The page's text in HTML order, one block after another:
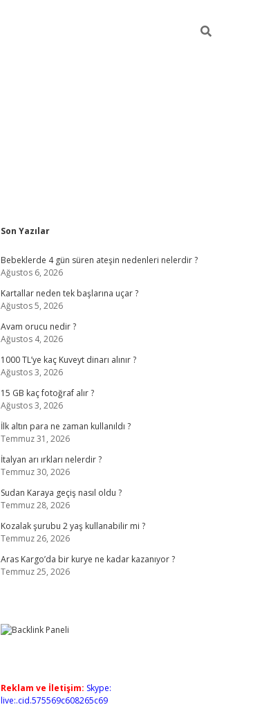
Sidebar
Son Yazılar
Bebeklerde 4 gün süren ateşin nedenleri nelerdir ?
Ağustos 6, 2026
Kartallar neden tek başlarına uçar ?
Ağustos 5, 2026
Avam orucu nedir ?
Ağustos 4, 2026
1000 TL’ye kaç Kuveyt dinarı alınır ?
Ağustos 3, 2026
15 GB kaç fotoğraf alır ?
Ağustos 3, 2026
İlk altın para ne zaman kullanıldı ?
Temmuz 31, 2026
İtalyan arı ırkları nelerdir ?
Temmuz 30, 2026
Sudan Karaya geçiş nasıl oldu ?
Temmuz 28, 2026
Kozalak şurubu 2 yaş kullanabilir mi ?
Temmuz 26, 2026
Aras Kargo’da bir kurye ne kadar kazanıyor ?
Temmuz 25, 2026
Reklam ve İletişim: Skype:
live:.cid.575569c608265c69